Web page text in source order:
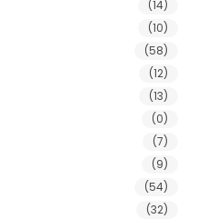
(14)
(10)
(58)
(12)
(13)
(0)
(7)
(9)
(54)
(32)